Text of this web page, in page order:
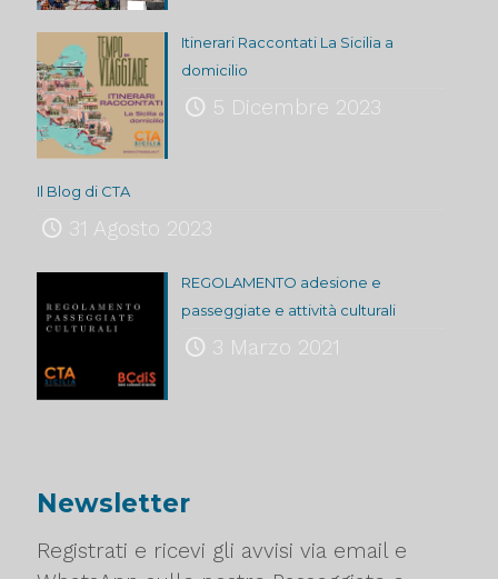
Itinerari Raccontati La Sicilia a
domicilio
5 Dicembre 2023
Il Blog di CTA
31 Agosto 2023
REGOLAMENTO adesione e
passeggiate e attività culturali
3 Marzo 2021
Newsletter
Registrati e ricevi gli avvisi via email e